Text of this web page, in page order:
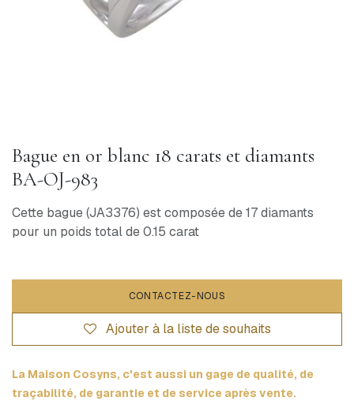
Bague en or blanc 18 carats et diamants
BA-OJ-983
Cette bague (JA3376) est composée de 17 diamants
pour un poids total de 0.15 carat
CONTACTEZ-NOUS
Ajouter à la liste de souhaits
La Maison Cosyns, c'est aussi un gage de qualité, de
traçabilité, de garantie et de service après vente.